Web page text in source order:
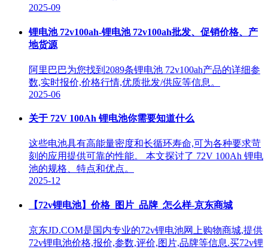
2025-09
锂电池 72v100ah-锂电池 72v100ah批发、促销价格、产
地货源
阿里巴巴为您找到2089条锂电池 72v100ah产品的详细参
数,实时报价,价格行情,优质批发/供应等信息。
2025-06
关于 72V 100Ah 锂电池你需要知道什么
这些电池具有高能量密度和长循环寿命,可为各种要求苛
刻的应用提供可靠的性能。 本文探讨了 72V 100Ah 锂电
池的规格、特点和优点。
2025-12
【72v锂电池】价格_图片_品牌_怎么样-京东商城
京东JD.COM是国内专业的72v锂电池网上购物商城,提供
72v锂电池价格,报价,参数,评价,图片,品牌等信息.买72v锂